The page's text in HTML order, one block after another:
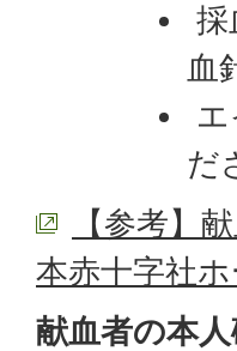
採
血
だ
【参考】
本赤十字社ホ
献血者の本